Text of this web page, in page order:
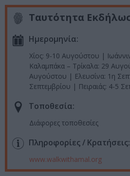
Ταυτότητα
Ημερομηνία:
Χίος: 9-10 Αυγούστου |
Καλαμπάκα – Τρίκαλα: 29
Αυγούστου | Ελευσίνα: 1η
Σεπτεμβρίου | Πειραιάς: 4-5
Τοποθεσία:
Διάφορες τοποθεσίες
Πληροφορίες / Κρατήσεις:
www.walkwithamal.org